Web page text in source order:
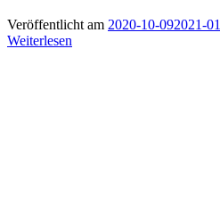
Veröffentlicht am 2020-10-092021-
Weiterlesen